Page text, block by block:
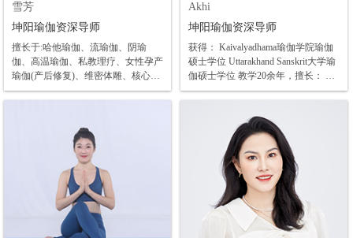
雪芳
坤阳瑜伽资深导师
擅长于:哈他瑜伽、流瑜伽、阴瑜
伽、高温瑜伽、私教理疗、女性孕产
瑜伽(产后修复)、维密体雕、核心床
塑形以及理疗系列课程
Akhi
坤阳瑜伽资深导师
获得： Kaivalyadhama瑜伽学院瑜伽
硕士学位 Uttarakhand Sanskrit大学瑜
伽硕士学位 教学20余年，擅长： 传
统哈他、Astanga、流瑜伽、艾扬格